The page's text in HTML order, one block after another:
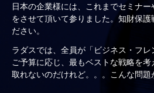
日本の企業様には、これまでセミナ
をさせて頂いて参りました。知財保
ださい。
ラダスでは、全員が「ビジネス・フ
ご予算に応じ、最もベストな戦略を
取れないのだけれど。。。こんな問
る。。。」というような時は、いつ